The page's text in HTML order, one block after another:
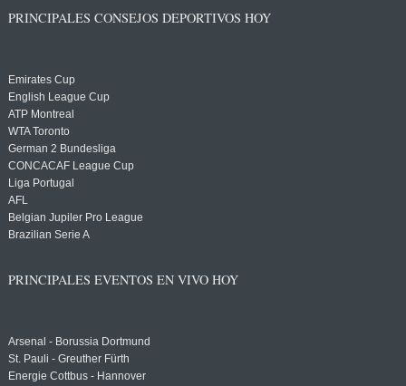
PRINCIPALES CONSEJOS DEPORTIVOS HOY
Emirates Cup
English League Cup
ATP Montreal
WTA Toronto
German 2 Bundesliga
CONCACAF League Cup
Liga Portugal
AFL
Belgian Jupiler Pro League
Brazilian Serie A
PRINCIPALES EVENTOS EN VIVO HOY
Arsenal - Borussia Dortmund
St. Pauli - Greuther Fürth
Energie Cottbus - Hannover